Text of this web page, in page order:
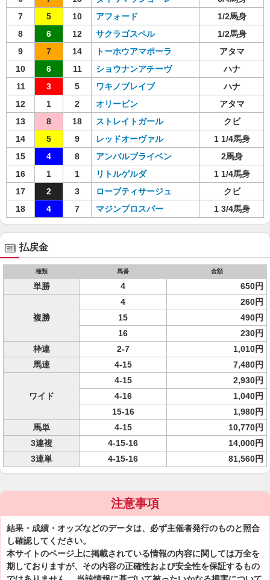
7
5 10 アフォード
1/2馬身
8
6 12 サクラゴスペル
1/2馬身
9
7 14 トーホウアマポーラ
アタマ
10
6 11 ショウナンアチーヴ
ハナ
11
3 5 ワキノブレイブ
ハナ
12
1 2 オリービン
アタマ
13
8 18 ストレイトガール
クビ
14
5 9 レッドオーヴァル
1 1/4馬身
15
4 8 アンバルブライベン
2馬身
16
1 1 リトルゲルダ
1 1/4馬身
17
2 3 ローブティサージュ
クビ
18
4 7 マジンプロスパー 1 3/4馬身
払戻金
種類 馬番 金額
単勝 4 650円
複勝
4
260円
15
490円
16
230円
枠連
2-7
1,010円
馬連
4-15 7,480円
ワイド
4-15
2,930円
4-16
1,040円
15-16
1,980円
馬単
4-15
10,770円
3連複
4-15-16
14,000円
3連単
4-15-16 81,560円
注意事項
結果・成績・オッズなどのデータは、必ず主催者発行のものと照合
し確認してください。
本サイトのページ上に掲載されている情報の内容に関しては万全を
期しておりますが、その内容の正確性および安全性を保証するもの